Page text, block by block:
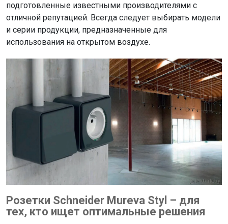
подготовленные известными производителями с
отличной репутацией. Всегда следует выбирать модели
и серии продукции, предназначенные для
использования на открытом воздухе.
Розетки Schneider Mureva Styl – для
тех, кто ищет оптимальные решения